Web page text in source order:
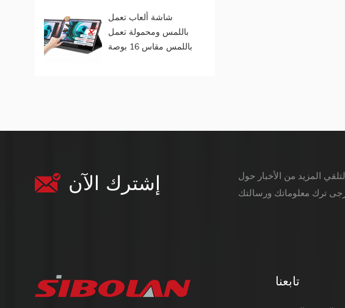
شاشة ألعاب تعمل
باللمس ومحمولة تعمل
باللمس مقاس 16 بوصة
إشترك الآن
لتلقي المزيد من الأخبار حول Sibolan أو معلومات أكثر قيمة ،
تابعنا